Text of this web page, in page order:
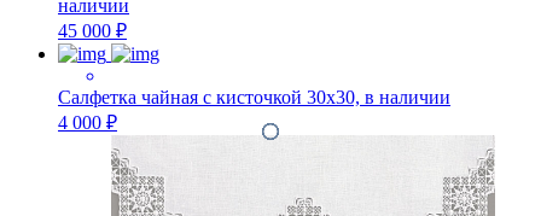
наличии
45 000 ₽
Салфетка чайная с кисточкой 30х30, в наличии
4 000 ₽